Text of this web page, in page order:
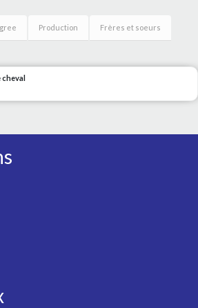
Production Frères et soeurs
cheval